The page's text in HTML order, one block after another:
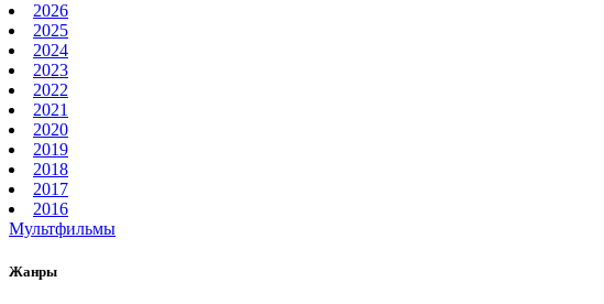
2026
2025
2024
2023
2022
2021
2020
2019
2018
2017
2016
Мультфильмы
Жанры